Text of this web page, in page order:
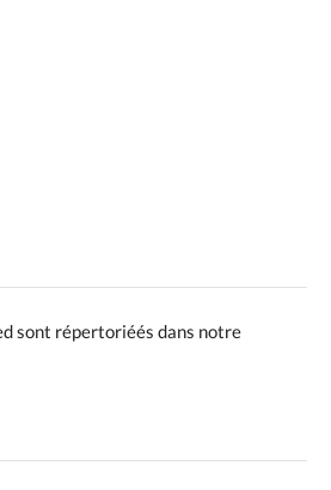
sont répertoriéés dans notre